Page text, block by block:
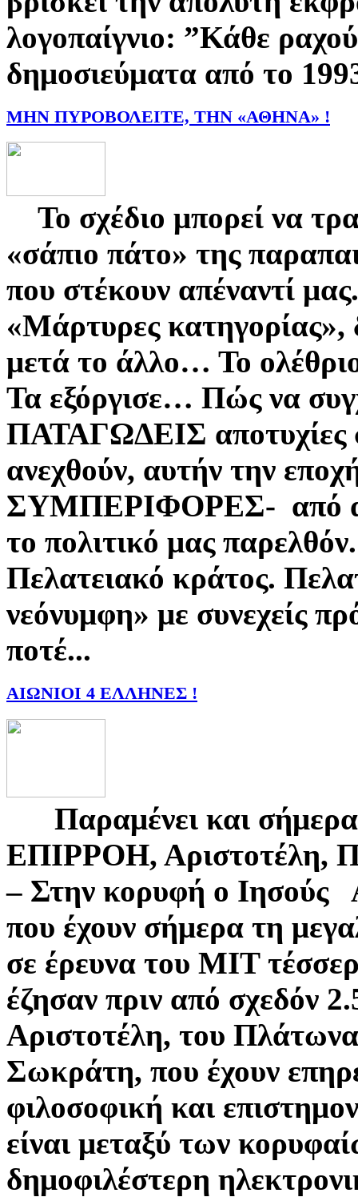
λογοπαίγνιο: ”Κάθε
δημοσιεύματα από το
ΜΗΝ ΠΥΡΟΒΟΛΕΙΤΕ, ΤΗΝ «ΑΘΗΝΑ» !
Το σχέδιο μπορεί να
«σάπιο πάτο» της
που στέκουν απέναντί μας.
«Μάρτυρες κατηγορίας»,
μετά το άλλο… Το
Τα εξόργισε… Πώς να
ΠΑΤΑΓΩΔΕΙΣ αποτυχίες
ανεχθούν, αυτήν την
ΣΥΜΠΕΡΙΦΟΡΕΣ- από
το πολιτικό μας
Πελατειακό κράτος.
νεόνυμφη» με συνεχείς
ποτέ...
ΑΙΩΝΙΟΙ 4 ΕΛΛΗΝΕΣ !
Παραμένει και
ΕΠΙΡΡΟΗ, Αριστοτέλη,
– Στην κορυφή ο Ιησούς
που έχουν σήμερα τη
σε έρευνα του ΜΙΤ
έζησαν πριν από σχεδόν
Αριστοτέλη, του
Σωκράτη, που έχουν
φιλοσοφική και
είναι μεταξύ των
δημοφιλέστερη